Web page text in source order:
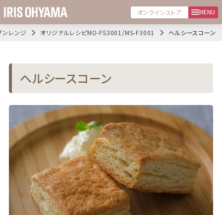
オンラインストア MENU
ンレンジ オリジナルレシピMO-FS3001/MS-F3001 ヘルシースコーン
ヘルシースコーン